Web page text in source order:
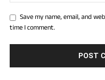
Save my name, email, and
time I comment.